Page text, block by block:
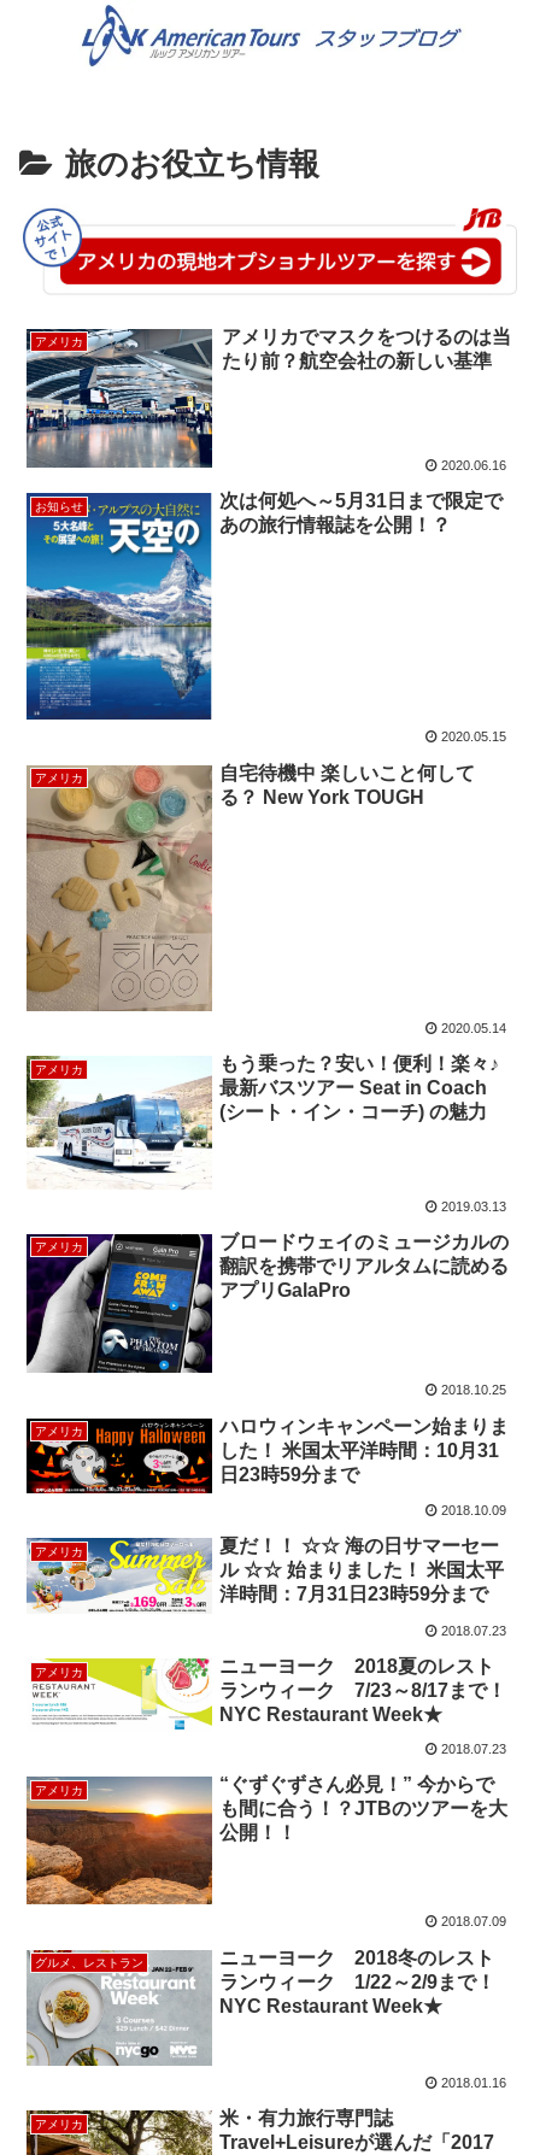
旅のお役立ち情報
アメリカ
アメリカでマスクをつけるのは当
たり前？航空会社の新しい基準
2020.06.16
お知らせ
次は何処へ～5月31日まで限定で
あの旅行情報誌を公開！？
2020.05.15
アメリカ
自宅待機中 楽しいこと何して
る？ New York TOUGH
2020.05.14
アメリカ
もう乗った？安い！便利！楽々♪
最新バスツアー Seat in Coach
(シート・イン・コーチ) の魅力
2019.03.13
アメリカ
ブロードウェイのミュージカルの
翻訳を携帯でリアルタムに読める
アプリGalaPro
2018.10.25
アメリカ
ハロウィンキャンペーン始まりま
した！ 米国太平洋時間：10月31
日23時59分まで
2018.10.09
アメリカ
夏だ！！ ☆☆ 海の日サマーセー
ル ☆☆ 始まりました！ 米国太平
洋時間：7月31日23時59分まで
2018.07.23
アメリカ
ニューヨーク 2018夏のレスト
ランウィーク 7/23～8/17まで！
NYC Restaurant Week★
2018.07.23
アメリカ
“ぐずぐずさん必見！” 今からで
も間に合う！？JTBのツアーを大
公開！！
2018.07.09
グルメ、レストラン
ニューヨーク 2018冬のレスト
ランウィーク 1/22～2/9まで！
NYC Restaurant Week★
2018.01.16
アメリカ
米・有力旅行専門誌
Travel+Leisureが選んだ「2017